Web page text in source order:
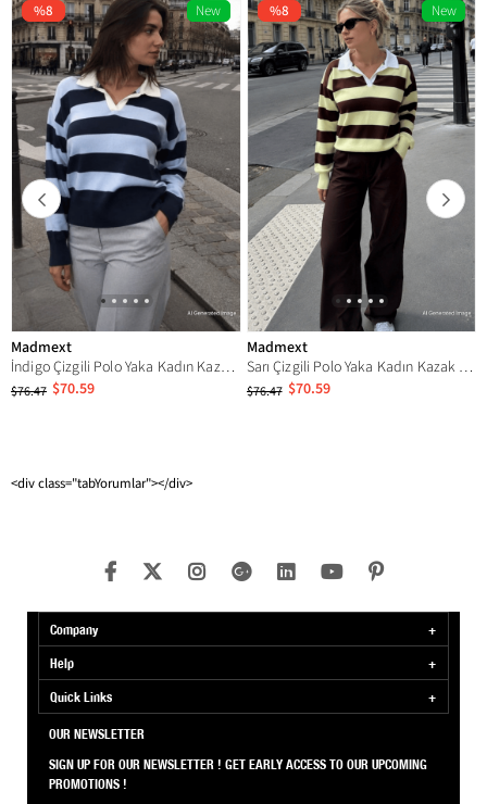
Madmext
İndigo Çizgili Polo Yaka Kadın Kazak MG2882
$70.59
$76.47
%8
New
Item
Madmext
Sarı Çizgili Polo Yaka Kadın Kazak MG2882
$70.59
$76.47
%8
New
Item
<div class="tabYorumlar"></div>
Company
Help
Quick Links
OUR NEWSLETTER
SIGN UP FOR OUR NEWSLETTER ! GET EARLY ACCESS TO OUR UPCOMING
PROMOTIONS !